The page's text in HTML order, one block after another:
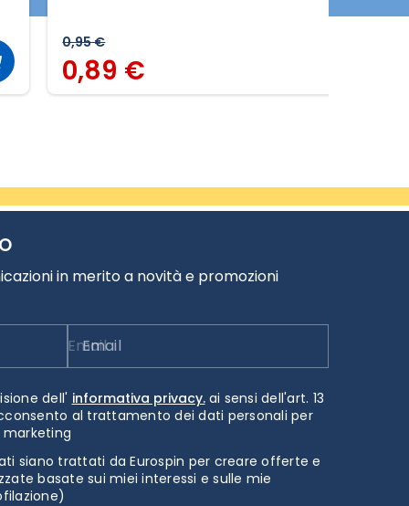
0,95 €
0,89 €
in merito a novità e promozioni
Email
dell' informativa privacy.ai sensi dell'art. 13
al trattamento dei dati personali per
siano trattati da Eurospin per creare offerte e
basate sui miei interessi e sulle mie